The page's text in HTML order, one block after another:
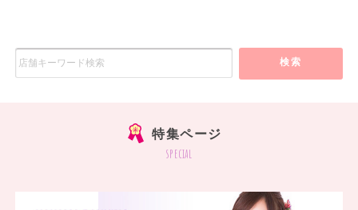
検索
特集ページ
special